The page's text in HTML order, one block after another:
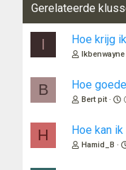
Gerelateerde
I Hoe krijg
Ikbenwayne
B Hoe
Bert pit
H Hoe kan
Hamid_B